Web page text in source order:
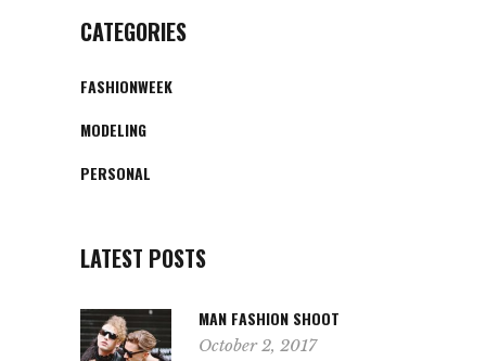
CATEGORIES
FASHIONWEEK
MODELING
PERSONAL
LATEST POSTS
MAN FASHION SHOOT
October 2, 2017